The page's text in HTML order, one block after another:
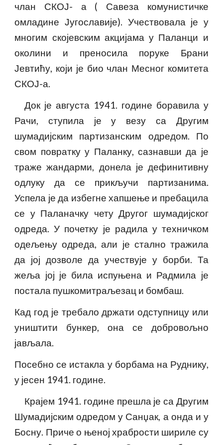
члан СКОЈ- а ( Савеза комунистичке
омладине Југославије). Учествовала је у
многим скојевским акцијама у Паланци и
околини и преносила поруке Брани
Јевтићу, који је био члан Месног комитета
СКОЈ-а.
Док је августа 1941. године боравила у
Рачи, ступила је у везу са Другим
шумадијским партизанским одредом. По
свом повратку у Паланку, сазнавши да је
траже жандарми, донела је дефинитивну
одлуку да се прикључи партизанима.
Успела је да избегне хапшење и пребацила
се у Паланачку чету Другог шумадијског
одреда. У почетку је радила у техничком
одељењу одреда, али је стално тражила
да јој дозволе да учествује у борби. Та
жеља јој је била испуњена и Радмила је
постала пушкомитраљезац и бомбаш.
Кад год је требало држати одступницу или
уништити бункер, она се добровољно
јављала.
Посебно се истакла у борбама на Руднику,
у јесен 1941. године.
Крајем 1941. године прешла је са Другим
Шумадијским одредом у Санџак, а онда и у
Босну. Приче о њеној храбрости шириле су